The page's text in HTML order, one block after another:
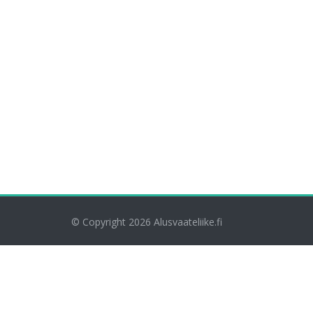
© Copyright 2026 Alusvaateliike.fi